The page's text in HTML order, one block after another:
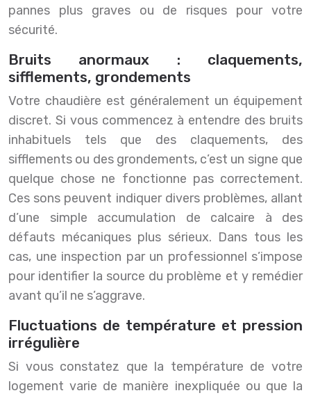
pannes plus graves ou de risques pour votre
sécurité.
Bruits anormaux : claquements,
sifflements, grondements
Votre chaudière est généralement un équipement
discret. Si vous commencez à entendre des bruits
inhabituels tels que des claquements, des
sifflements ou des grondements, c’est un signe que
quelque chose ne fonctionne pas correctement.
Ces sons peuvent indiquer divers problèmes, allant
d’une simple accumulation de calcaire à des
défauts mécaniques plus sérieux. Dans tous les
cas, une inspection par un professionnel s’impose
pour identifier la source du problème et y remédier
avant qu’il ne s’aggrave.
Fluctuations de température et pression
irrégulière
Si vous constatez que la température de votre
logement varie de manière inexpliquée ou que la